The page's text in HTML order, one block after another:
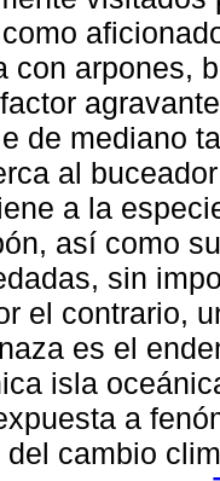
con arpones,
de mediano
al
a la
así como
sin
el contrario,
es el
isla
a
cambio